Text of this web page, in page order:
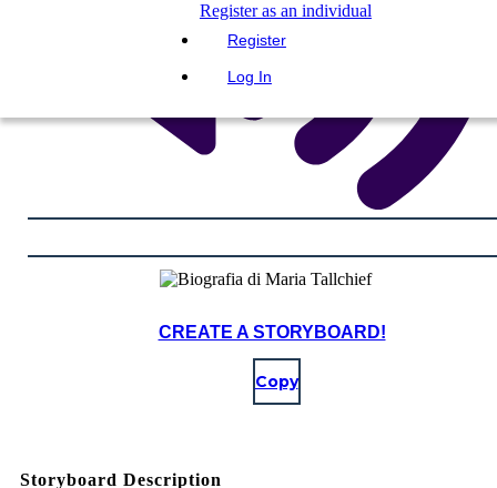
Register as an individual
Register
Log In
CREATE A STORYBOARD!
Copy
Storyboard Description